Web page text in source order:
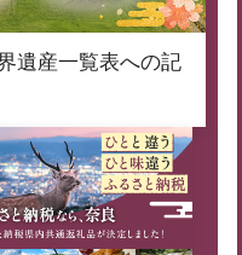
遺産一覧表への記